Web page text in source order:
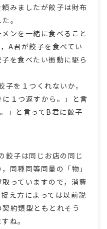
みましたが餃子は財布
。
ンを一緒に食べること
A君が餃子を食べてい
を食べたい衝動に駆ら
を１つくれないか，
１つ返すから。」と言
」と言ってB君に餃子
餃子は同じお店の同じ
同種同等同量の「物」
っていますので，消費
え方によっては以前説
約類型ともとれそう
ね。